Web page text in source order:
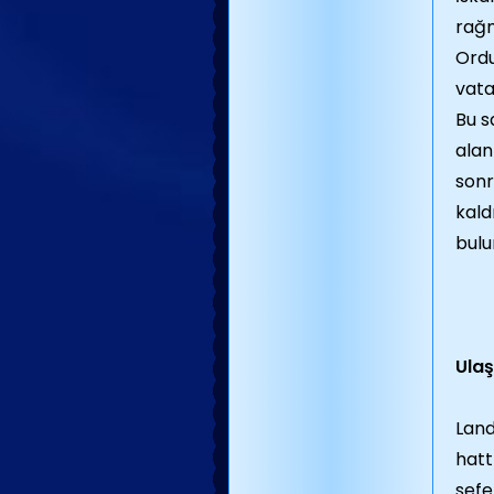
Bu